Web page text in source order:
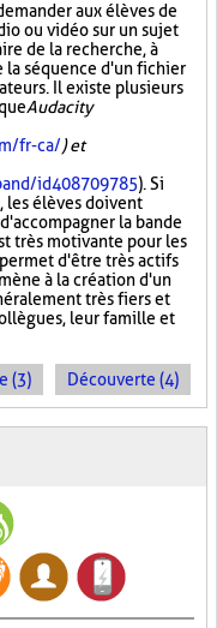
aux élèves de
ou vidéo sur un sujet
de la recherche, à
la séquence d'un fichier
Il existe plusieurs
Audacity
fr-ca/) et
id408709785). Si
les élèves doivent
la bande
très motivante pour les
d'être très actifs
à la création d'un
très fiers et
leur famille et
(3) Découverte (4)